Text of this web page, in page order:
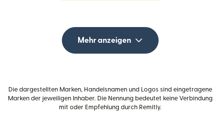
Mehr anzeigen
Die dargestellten Marken, Handelsnamen und Logos sind eingetragene
Marken der jeweiligen Inhaber. Die Nennung bedeutet keine Verbindung
mit oder Empfehlung durch Remitly.